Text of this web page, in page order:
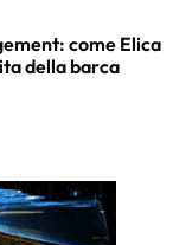
come Elica
della barca